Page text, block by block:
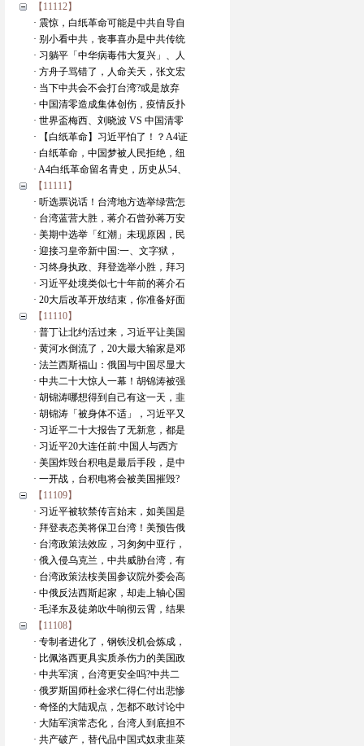
【11112】
· 震惊，白纸革命可能是中共自导自
· 别小看中共，丧事喜办是中共传统
· 习躺平「中华病毒伟大复兴」、人
· 方舟子骂错了，人命关天，张文宏
· 当下中共会不会打台湾?或是放弃
· 中国清零造成集体创伤，疫情反扑
· 世界盃梅西、刘晓波 VS 中国清零
· 【白纸革命】习近平怕了！？A4证
· 白纸革命，中国梦被人民拒绝，纽
· A4白纸革命留名青史，历史从54、
【11111】
· 听选票说话！台湾地方选举绿营怎
· 台湾蓝营大胜，蒋介石曾孙蒋万安
· 美期中选举「红潮」未现原因，民
· 迎接习皇帝新中国:一、文字狱，
· 习终身执政、拜登选举小胜，拜习
· 习近平处境类似七十年前的蒋介石
· 20大后改革开放结束，你准备好面
【11110】
· 普丁让北约活过来，习近平让美国
· 黄河水倒流了，20大最大输家是邓
· 法兰西斯福山：俄国与中国尽显大
· 中共二十大惊人一幕！胡锦涛被强
· 胡锦涛哪想得到自己有这一天，韭
· 胡锦涛「被身体不适」，习近平又
· 习近平二十大报告了无新意，都是
· 习近平20大连任前:中国人与西方
· 美国炸毁台积电是最后手段，是中
· 一开战，台积电将会被美国摧毁?
【11109】
· 习近平被软禁传言始末，如美国是
· 拜登表态美将保卫台湾！美预告俄
· 台湾政策法效应，习匆匆中亚行，
· 俄入侵乌克兰，中共威胁台湾，有
· 台湾政策法桉美国参议院外委会高
· 中俄反法西斯起家，却走上轴心国
· 毛泽东及徒弟吹牛响彻云霄，结果
【11108】
· 专制者进化了，钢铁没机会炼成，
· 比佩洛西更具实质杀伤力的美国政
· 中共军演，台湾更安全吗?中共二
· 俄罗斯国师杜金求仁得仁付出悲惨
· 奇怪的大陆观点，怎都不敢讨论中
· 大陆军演常态化，台湾人到底担不
· 共产破产，替代品中国式奴隶韭菜